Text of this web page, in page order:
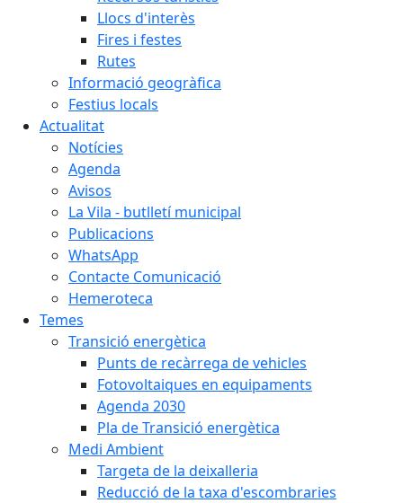
Llocs d'interès
Fires i festes
Rutes
Informació geogràfica
Festius locals
Actualitat
Notícies
Agenda
Avisos
La Vila - butlletí municipal
Publicacions
WhatsApp
Contacte Comunicació
Hemeroteca
Temes
Transició energètica
Punts de recàrrega de vehicles
Fotovoltaiques en equipaments
Agenda 2030
Pla de Transició energètica
Medi Ambient
Targeta de la deixalleria
Reducció de la taxa d'escombraries